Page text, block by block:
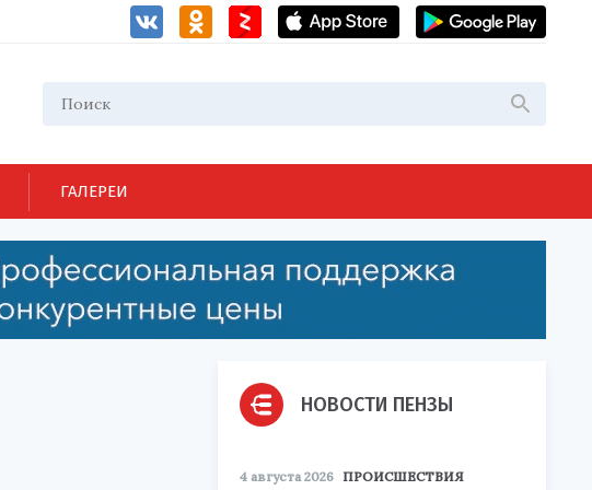
ГАЛЕРЕИ
НОВОСТИ ПЕНЗЫ
4 августа 2026 ПРОИСШЕСТВИЯ